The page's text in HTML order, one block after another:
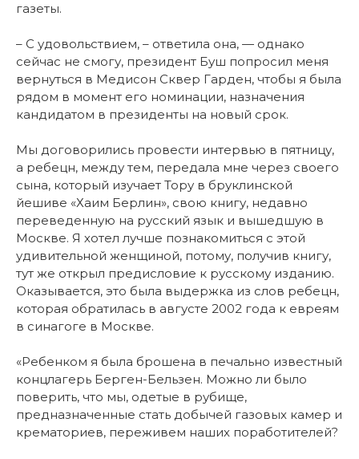
газеты.
– С удовольствием, – ответила она, — однако
сейчас не смогу, президент Буш попросил меня
вернуться в Медисон Сквер Гарден, чтобы я была
рядом в момент его номинации, назначения
кандидатом в президенты на новый срок.
Мы договорились провести интервью в пятницу,
а ребецн, между тем, передала мне через своего
сына, который изучает Тору в бруклинской
йешиве «Хаим Берлин», свою книгу, недавно
переведенную на русский язык и вышедшую в
Москве. Я хотел лучше познакомиться с этой
удивительной женщиной, потому, получив книгу,
тут же открыл предисловие к русскому изданию.
Оказывается, это была выдержка из слов ребецн,
которая обратилась в августе 2002 года к евреям
в синагоге в Москве.
«Ребенком я была брошена в печально известный
концлагерь Берген-Бельзен. Можно ли было
поверить, что мы, одетые в рубище,
предназначенные стать добычей газовых камер и
крематориев, переживем наших поработителей?